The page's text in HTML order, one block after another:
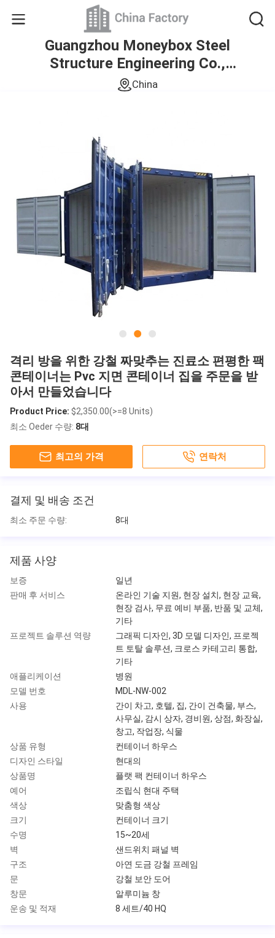
Guangzhou Moneybox Steel
Structure Engineering Co.,
Ltd.
China
격리 방을 위한 강철 짜맞추는 진료소 편평한 팩
콘테이너는 Pvc 지면 콘테이너 집을 주문을 받
아서 만들었습니다
Product Price: $2,350.00(>=8 Units)
최소 Oeder 수량: 8대
최고의 가격 연락처
결제 및 배송 조건
최소 주문 수량: 8대
제품 사양
보증
일년
판매 후 서비스
온라인 기술 지원, 현장 설치, 현장 교육,
현장 검사, 무료 예비 부품, 반품 및 교체,
기타
프로젝트 솔루션 역량
그래픽 디자인, 3D 모델 디자인, 프로젝
트 토탈 솔루션, 크로스 카테고리 통합,
기타
애플리케이션
병원
모델 번호
MDL-NW-002
사용
간이 차고, 호텔, 집, 간이 건축물, 부스,
사무실, 감시 상자, 경비원, 상점, 화장실,
창고, 작업장, 식물
상품 유형
컨테이너 하우스
디자인 스타일
현대의
상품명
플랫 팩 컨테이너 하우스
예어
조립식 현대 주택
색상
맞춤형 색상
크기
컨테이너 크기
수명
15~20세
벽
샌드위치 패널 벽
구조
아연 도금 강철 프레임
문
강철 보안 도어
창문
알루미늄 창
운송 및 적재
8 세트/40 HQ